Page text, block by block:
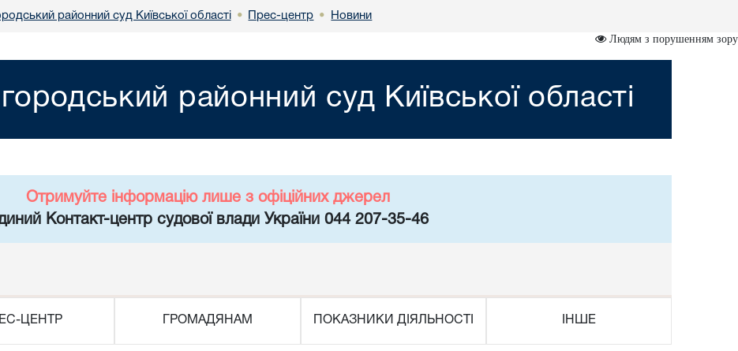
районний суд Київської області • Прес-центр • Новини
Людям з порушенням зору
районний суд Київської області
Отримуйте інформацію лише з офіційних джерел
Контакт-центр судової влади України 044 207-35-46
ЦЕНТР ГРОМАДЯНАМ ПОКАЗНИКИ ДІЯЛЬНОСТІ ІНШЕ